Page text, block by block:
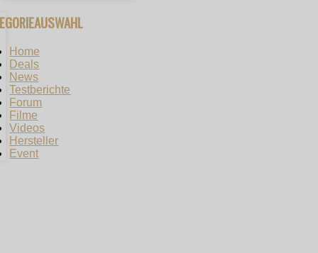
Home
Deals
News
Testberichte
Forum
Filme
Videos
Hersteller
Event